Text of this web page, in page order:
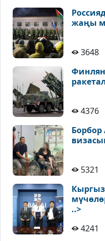
жаңы
3648
4376
5321
..>
4241